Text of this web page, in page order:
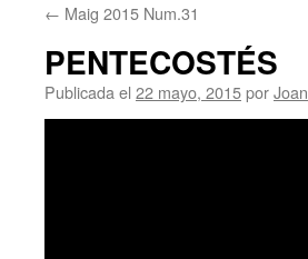
← Maig 2015 Num.31
PENTECOSTÉS
Publicada el 22 mayo, 2015porJoan